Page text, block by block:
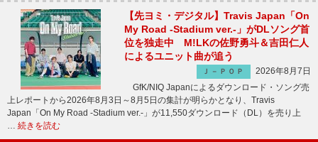
【先ヨミ・デジタル】Travis Japan「On
My Road -Stadium ver.-」がDLソング首
位を独走中 M!LKの佐野勇斗＆吉田仁人
によるユニット曲が追う
Ｊ－ＰＯＰ
2026年8月7日
GfK/NIQ Japanによるダウンロード・ソング売
上レポートから2026年8月3日～8月5日の集計が明らかとなり、Travis
Japan「On My Road -Stadium ver.-」が11,550ダウンロード（DL）を売り上
… 続きを読む